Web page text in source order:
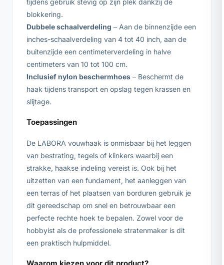
blokkering.
Dubbele schaalverdeling – Aan de binnenzijde een
inches-schaalverdeling van 4 tot 40 inch, aan de
buitenzijde een centimeterverdeling in halve
centimeters van 10 tot 100 cm.
Inclusief nylon beschermhoes – Beschermt de
haak tijdens transport en opslag tegen krassen en
slijtage.
Toepassingen
De LABORA vouwhaak is onmisbaar bij het leggen
van bestrating, tegels of klinkers waarbij een
strakke, haakse indeling vereist is. Ook bij het
uitzetten van een fundament, het aanleggen van
een terras of het plaatsen van borduren gebruik je
dit gereedschap om snel en betrouwbaar een
perfecte rechte hoek te bepalen. Zowel voor de
hobbyist als de professionele stratenmaker is dit
een praktisch hulpmiddel.
Waarom kiezen voor dit product?